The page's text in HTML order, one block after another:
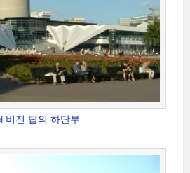
비전 탑의 하단부